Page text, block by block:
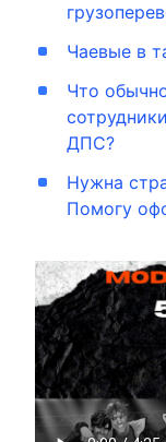
Чаевые в
Что
ДПС?
Нужна
Помогу